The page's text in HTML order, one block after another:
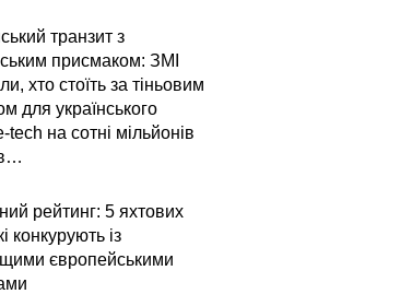
транзит з
присмаком: ЗМІ
хто стоїть за тіньовим
для українського
tech на сотні мільйонів
рейтинг: 5 яхтових
конкурують із
європейськими